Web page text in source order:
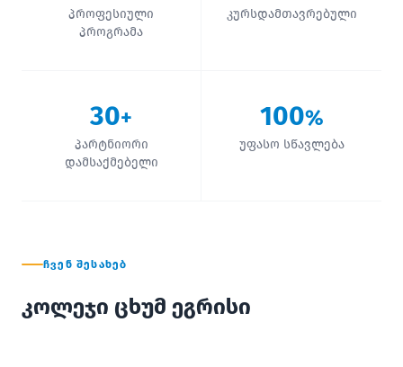
პროფესიული
პროგრამა
კურსდამთავრებული
30+
პარტნიორი
დამსაქმებელი
100%
უფასო სწავლება
ᲩᲕᲔᲜ ᲨᲔᲡᲐᲮᲔᲑ
კოლეჯი ცხუმ ეგრისი